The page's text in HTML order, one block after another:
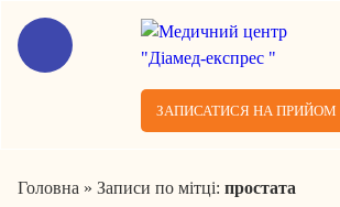
ЗАПИСАТИСЯ НА ПРИЙОМ
Головна » Записи по мітці: простата